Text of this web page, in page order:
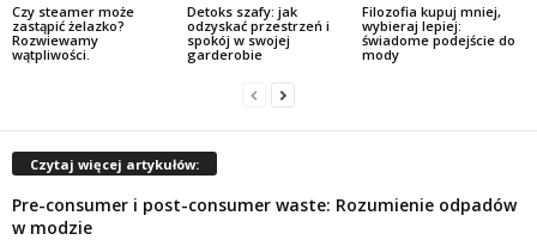
Czy steamer może
zastąpić żelazko?
Rozwiewamy
wątpliwości.
Detoks szafy: jak
odzyskać przestrzeń i
spokój w swojej
garderobie
Filozofia kupuj mniej,
wybieraj lepiej:
świadome podejście do
mody
Czytaj więcej artykułów:
Pre-consumer i post-consumer waste: Rozumienie odpadów
w modzie